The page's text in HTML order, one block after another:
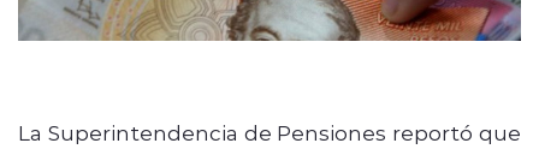
La Superintendencia de Pensiones reportó que